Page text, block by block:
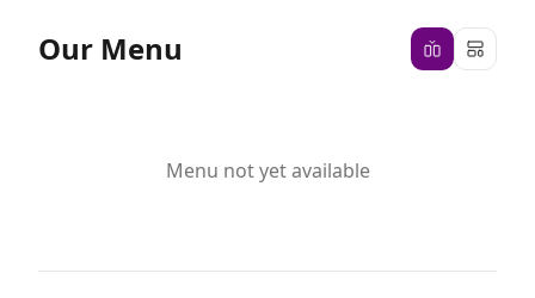
Our Menu
Menu not yet available